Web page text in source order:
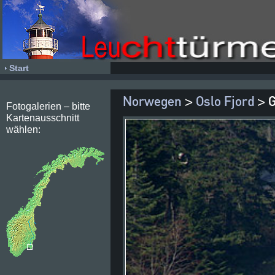
Start
Fotogalerien – bitte
Kartenausschnitt
wählen:
Norwegen > Oslo Fjord >